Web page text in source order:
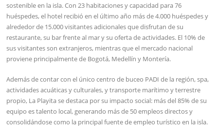
sostenible en la isla. Con 23 habitaciones y capacidad para 76
huéspedes, el hotel recibió en el último año más de 4.000 huéspedes y
alrededor de 15.000 visitantes adicionales que disfrutan de su
restaurante, su bar frente al mar y su oferta de actividades. El 10% de
sus visitantes son extranjeros, mientras que el mercado nacional
proviene principalmente de Bogotá, Medellín y Montería.
Además de contar con el único centro de buceo PADI de la región, spa,
actividades acuáticas y culturales, y transporte marítimo y terrestre
propio, La Playita se destaca por su impacto social: más del 85% de su
equipo es talento local, generando más de 50 empleos directos y
consolidándose como la principal fuente de empleo turístico en la isla.